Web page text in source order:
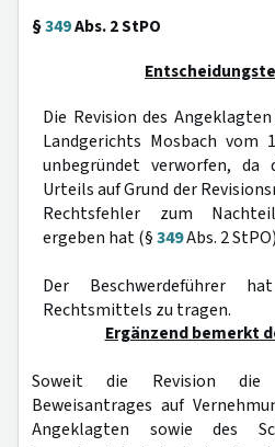
§349Abs. 2 StPO
Die Revision des
Landgerichts Mosbach vom
unbegründet verworfen, da
Urteils auf Grund der
Rechtsfehler zum
ergeben hat (§349Abs. 2
Der Beschwerdeführer
Rechtsmittels zu tragen.
Ergänzend bemerkt
Soweit die Revision die
Beweisantrages auf
Angeklagten sowie des